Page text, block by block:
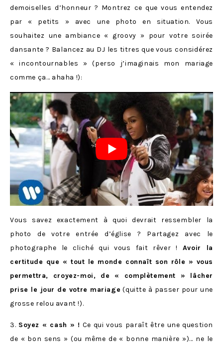
demoiselles d’honneur ? Montrez ce que vous entendez
par « petits » avec une photo en situation. Vous
souhaitez une ambiance « groovy » pour votre soirée
dansante ? Balancez au DJ les titres que vous considérez
« incontournables » (perso j’imaginais mon mariage
comme ça… ahaha !):
Vous savez exactement à quoi devrait ressembler la
photo de votre entrée d’église ? Partagez avec le
photographe le cliché qui vous fait rêver ! Avoir la
certitude que « tout le monde connaît son rôle » vous
permettra, croyez-moi, de « complètement » lâcher
prise le jour de votre mariage (quitte à passer pour une
grosse relou avant !).
3. Soyez « cash » ! Ce qui vous paraît être une question
de « bon sens » (ou même de « bonne manière »)… ne le